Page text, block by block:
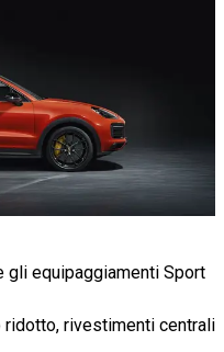
gli equipaggiamenti Sport
ridotto, rivestimenti centrali